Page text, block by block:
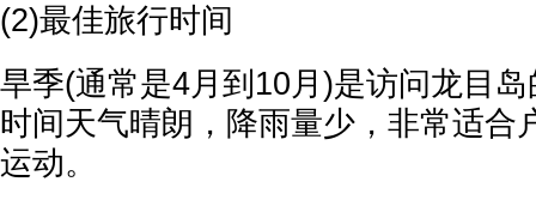
(2)最佳旅行时间
旱季(通常是4月到10月)是访问龙目
时间天气晴朗，降雨量少，非常适合
运动。